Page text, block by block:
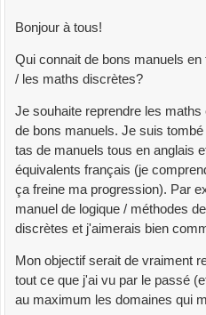
Bonjour à tous!
Qui connait de bons manuels
/ les maths discrètes?
Je souhaite reprendre les
de bons manuels. Je suis
tas de manuels tous en anglais
équivalents français (je
ça freine ma progression). Par
manuel de logique / méthodes
discrètes et j'aimerais bien
Mon objectif serait de vraiment
tout ce que j'ai vu par le passé
au maximum les domaines qui